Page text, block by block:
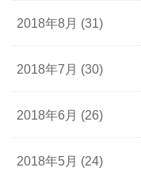
2018年8月 (31)
2018年7月 (30)
2018年6月 (26)
2018年5月 (24)